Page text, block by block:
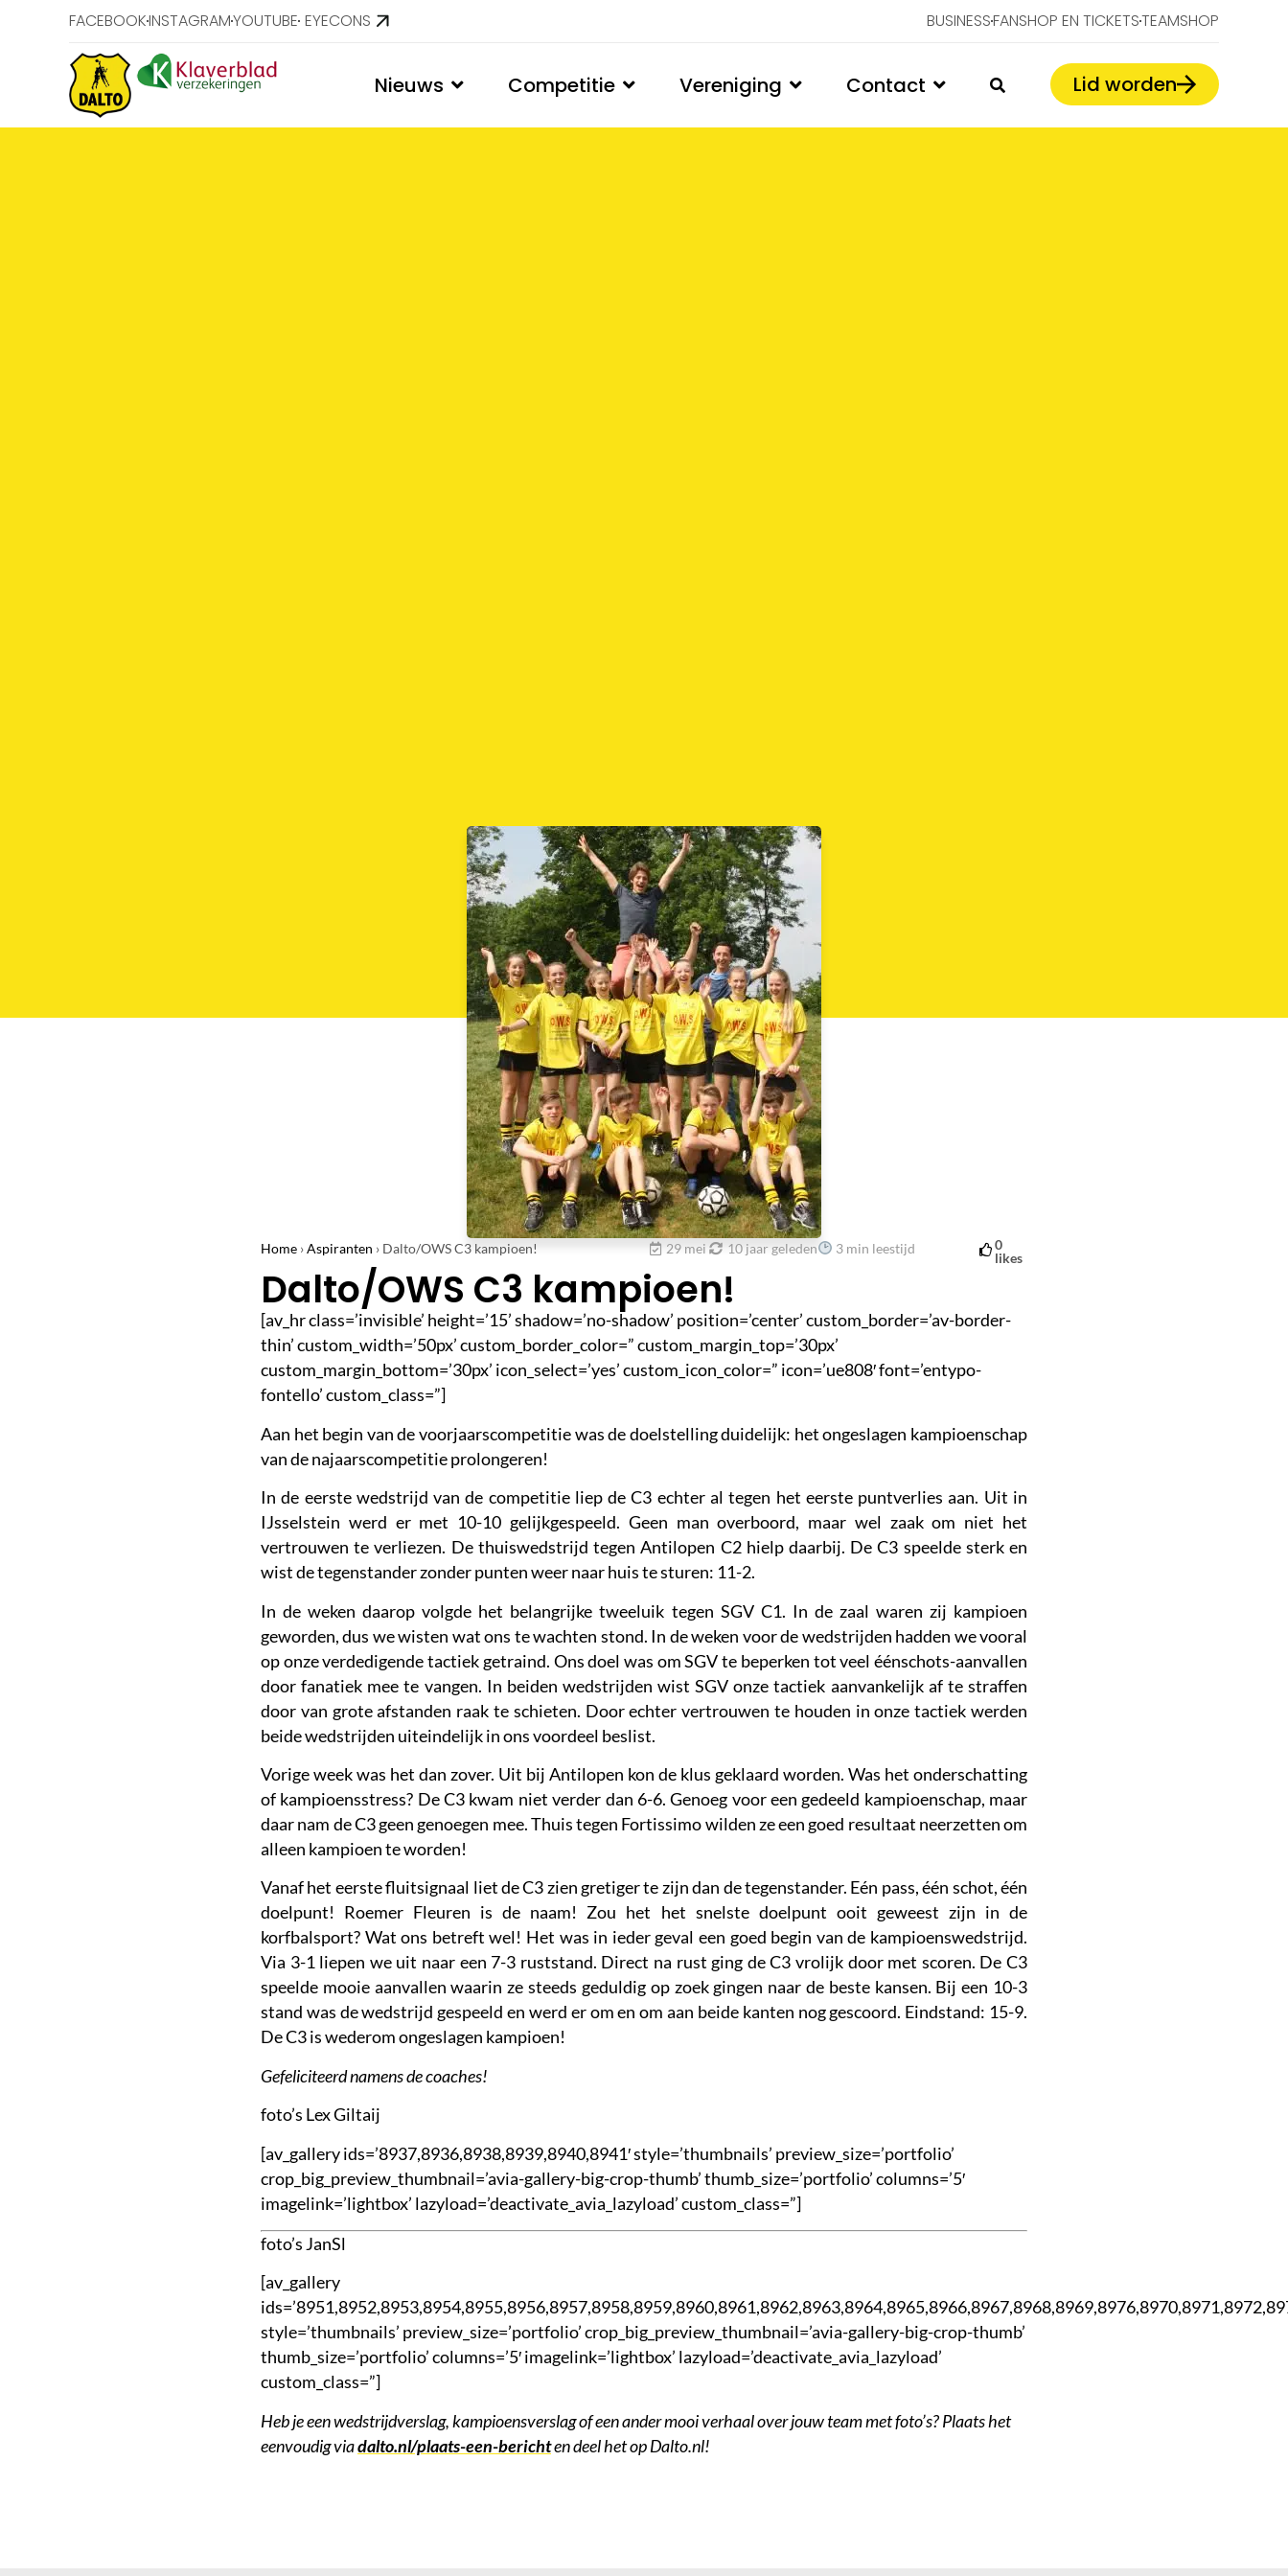
FACEBOOKINSTAGRAMYOUTUBE EYECONS BUSINESSFANSHOP EN TICKETSTEAMSHOP
Nieuws Competitie Vereniging Contact Lid worden
Home ›Aspiranten › Dalto/OWS C3 kampioen! 29 mei 10 jaar geleden 3min leestijd
0
likes
Dalto/OWS C3 kampioen!
[av_hr class=’invisible’ height=’15’ shadow=’no-shadow’ position=’center’ custom_border=’av-border-
thin’ custom_width=’50px’ custom_border_color=” custom_margin_top=’30px’
custom_margin_bottom=’30px’ icon_select=’yes’ custom_icon_color=” icon=’ue808′ font=’entypo-
fontello’ custom_class=”]
Aan het begin van de voorjaarscompetitie was de doelstelling duidelijk: het ongeslagen kampioenschap
van de najaarscompetitie prolongeren!
In de eerste wedstrijd van de competitie liep de C3 echter al tegen het eerste puntverlies aan. Uit in
IJsselstein werd er met 10-10 gelijkgespeeld. Geen man overboord, maar wel zaak om niet het
vertrouwen te verliezen. De thuiswedstrijd tegen Antilopen C2 hielp daarbij. De C3 speelde sterk en
wist de tegenstander zonder punten weer naar huis te sturen: 11-2.
In de weken daarop volgde het belangrijke tweeluik tegen SGV C1. In de zaal waren zij kampioen
geworden, dus we wisten wat ons te wachten stond. In de weken voor de wedstrijden hadden we vooral
op onze verdedigende tactiek getraind. Ons doel was om SGV te beperken tot veel éénschots-aanvallen
door fanatiek mee te vangen. In beiden wedstrijden wist SGV onze tactiek aanvankelijk af te straffen
door van grote afstanden raak te schieten. Door echter vertrouwen te houden in onze tactiek werden
beide wedstrijden uiteindelijk in ons voordeel beslist.
Vorige week was het dan zover. Uit bij Antilopen kon de klus geklaard worden. Was het onderschatting
of kampioensstress? De C3 kwam niet verder dan 6-6. Genoeg voor een gedeeld kampioenschap, maar
daar nam de C3 geen genoegen mee. Thuis tegen Fortissimo wilden ze een goed resultaat neerzetten om
alleen kampioen te worden!
Vanaf het eerste fluitsignaal liet de C3 zien gretiger te zijn dan de tegenstander. Eén pass, één schot, één
doelpunt! Roemer Fleuren is de naam! Zou het het snelste doelpunt ooit geweest zijn in de
korfbalsport? Wat ons betreft wel! Het was in ieder geval een goed begin van de kampioenswedstrijd.
Via 3-1 liepen we uit naar een 7-3 ruststand. Direct na rust ging de C3 vrolijk door met scoren. De C3
speelde mooie aanvallen waarin ze steeds geduldig op zoek gingen naar de beste kansen. Bij een 10-3
stand was de wedstrijd gespeeld en werd er om en om aan beide kanten nog gescoord. Eindstand: 15-9.
De C3 is wederom ongeslagen kampioen!
Gefeliciteerd namens de coaches!
foto’s Lex Giltaij
[av_gallery ids=’8937,8936,8938,8939,8940,8941′ style=’thumbnails’ preview_size=’portfolio’
crop_big_preview_thumbnail=’avia-gallery-big-crop-thumb’ thumb_size=’portfolio’ columns=’5′
imagelink=’lightbox’ lazyload=’deactivate_avia_lazyload’ custom_class=”]
foto’s JanSl
[av_gallery
style=’thumbnails’ preview_size=’portfolio’ crop_big_preview_thumbnail=’avia-gallery-big-crop-thumb’
thumb_size=’portfolio’ columns=’5′ imagelink=’lightbox’ lazyload=’deactivate_avia_lazyload’
custom_class=”]
Heb je een wedstrijdverslag, kampioensverslag of een ander mooi verhaal over jouw team met foto’s? Plaats het
eenvoudig viadalto.nl/plaats-een-berichten deel het op Dalto.nl!